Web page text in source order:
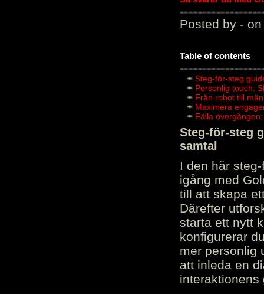
Posted by - on
Table of contents
Steg-för-steg
Personlig touch:
Från robot till
Maximera
Fälla
Steg-för-steg
samtal
I den här
igång med
till att skapa
Därefter
starta ett nytt
konfigurerar
mer personlig
att inleda en
interaktionens